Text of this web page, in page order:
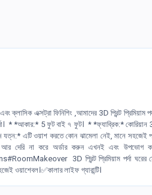
এক্সট্রা ফিনিশিং ,আমাদের 3D প্রিন্ট প্রিমিয়াম
* *আকার:* 5 ফুট বাই ৭ ফুট। * *ফ্যাব্রিক:* কোরিয়ান 3D
এটি ওয়াশ করতে কোন ঝামেলা নেই, মানে সহজেই
আর দেরি না করে অর্ডার করুন এখনই এবং
3D প্রিন্ট প্রিমিয়াম পর্দা ঘরের
ওয়াশেবল।✅কালার লাইফ গ্যারান্টি।